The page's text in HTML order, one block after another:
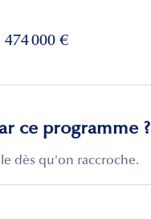
474 000 €
ce programme ?
dès qu'on raccroche.